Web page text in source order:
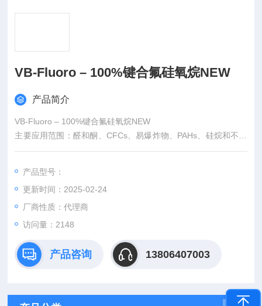
VB-Fluoro – 100%键合氟硅氧烷NEW
产品简介
VB-Fluoro – 100%键合氟硅氧烷NEW
主要应用范围：醛和酮、CFCs、易爆炸物、PAHs、硅烷和不饱
和化合物。
*的选择性。
产品型号：
更新时间：2025-02-24
厂商性质：代理商
访问量：2148
产品咨询 13806407003